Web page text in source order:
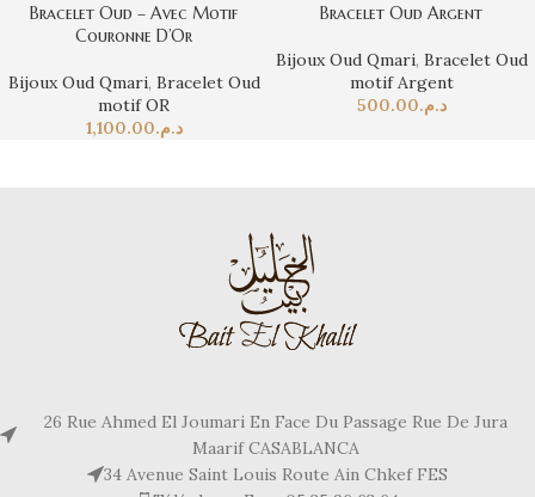
Bracelet Oud – Avec Motif
Couronne D’Or
Bijoux Oud Qmari, Bracelet Oud
motif OR
د.م.1,100.00
Bracelet Oud Argent
Bijoux Oud Qmari, Bracelet Oud
motif Argent
د.م.500.00
26 Rue Ahmed El Joumari En Face Du Passage Rue De Jura
Maarif CASABLANCA
34 Avenue Saint Louis Route Ain Chkef FES